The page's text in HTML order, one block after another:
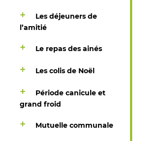
Les déjeuners de
l’amitié
Le repas des ainés
Les colis de Noël
Période canicule et
grand froid
Mutuelle communale